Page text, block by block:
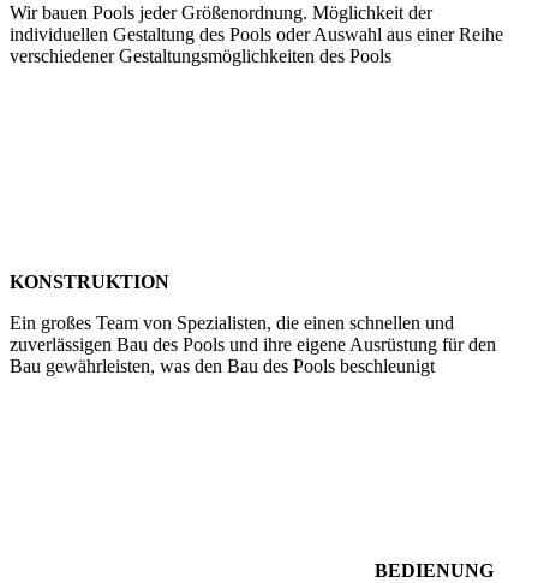
Wir bauen Pools jeder Größenordnung. Möglichkeit der
individuellen Gestaltung des Pools oder Auswahl aus einer Reihe
verschiedener Gestaltungsmöglichkeiten des Pools
KONSTRUKTION
Ein großes Team von Spezialisten, die einen schnellen und
zuverlässigen Bau des Pools und ihre eigene Ausrüstung für den
Bau gewährleisten, was den Bau des Pools beschleunigt
BEDIENUNG